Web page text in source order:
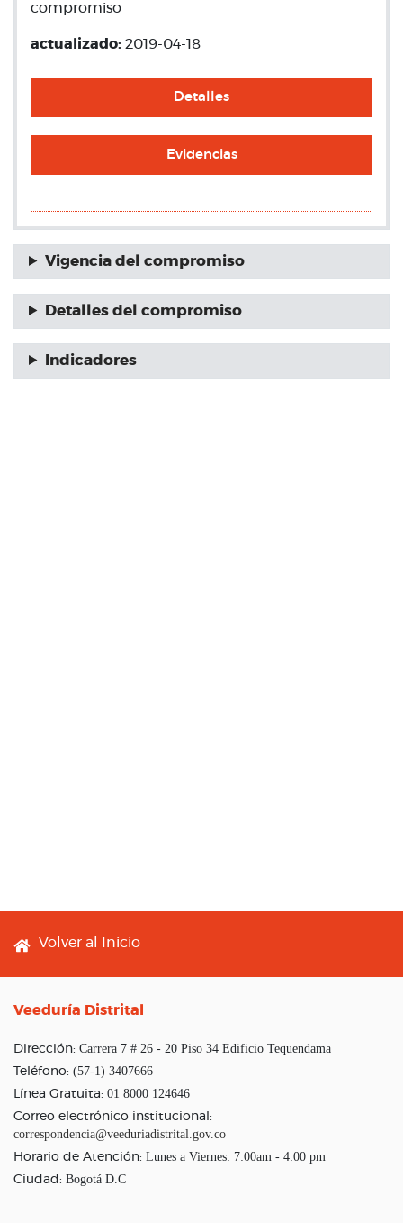
compromiso
actualizado: 2019-04-18
Detalles
Evidencias
Vigencia del compromiso
Detalles del compromiso
Indicadores
Footer menu
Volver al Inicio
Veeduría Distrital
Dirección: Carrera 7 # 26 - 20 Piso 34 Edificio Tequendama
Teléfono: (57-1) 3407666
Línea Gratuita: 01 8000 124646
Correo electrónico institucional:
correspondencia@veeduriadistrital.gov.co
Horario de Atención: Lunes a Viernes: 7:00am - 4:00 pm
Ciudad: Bogotá D.C